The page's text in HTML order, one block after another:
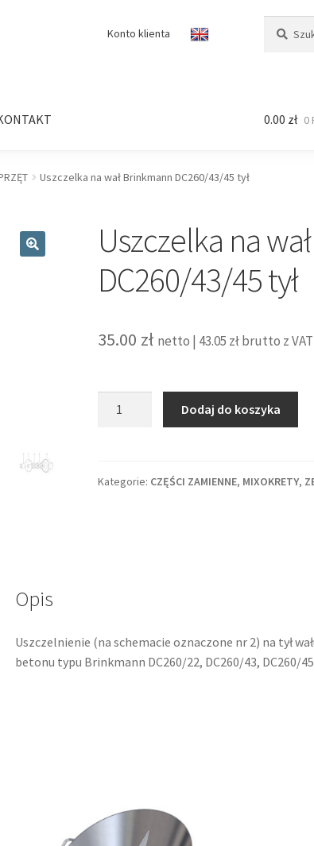
Konto klienta
0.00 zł 0
Uszczelka na wał Brinkmann DC260/43/45 tył
Uszczelka na
DC260/43/45 tył
35.00 zł netto | 43.05 złbrutto z
Brinkmann
Dodaj do koszyka
Kategorie: CZĘŚCI ZAMIENNE, MIXOKRETY,
Opis
Uszczelnienie (na schemacie oznaczone nr 2) na tył
betonu typu Brinkmann DC260/22, DC260/43, DC260/